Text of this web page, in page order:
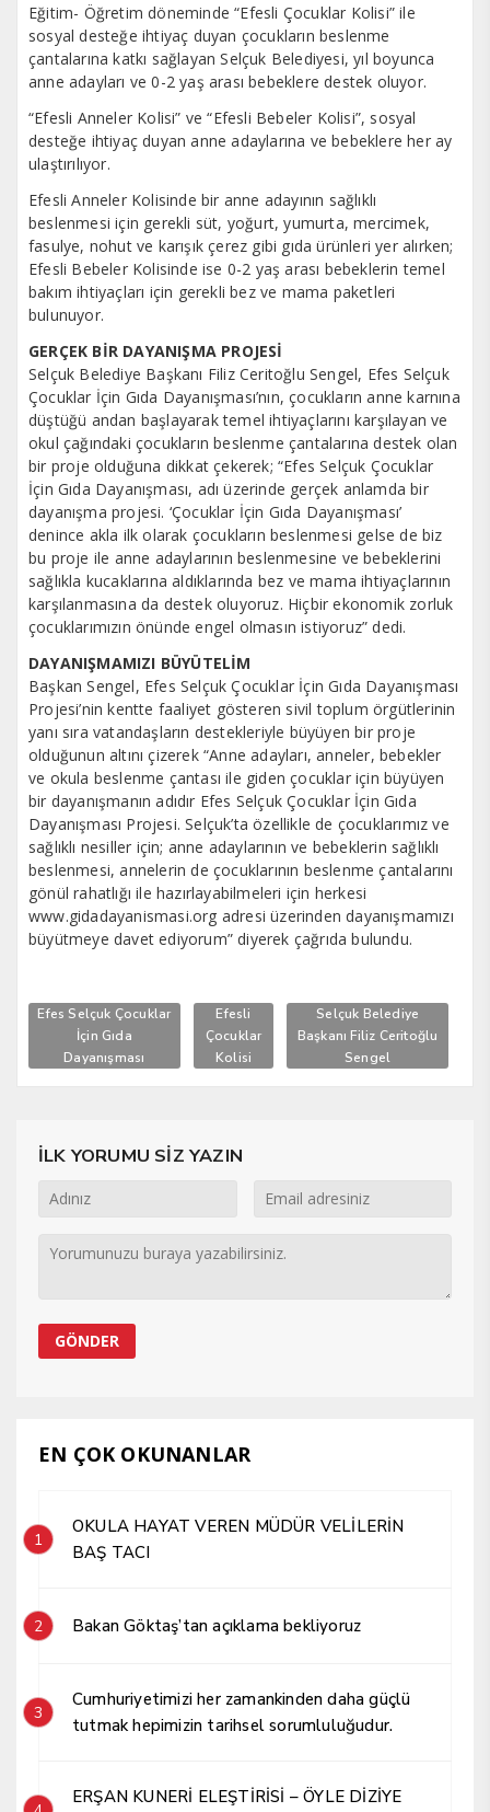
Eğitim- Öğretim döneminde “Efesli Çocuklar Kolisi” ile
sosyal desteğe ihtiyaç duyan çocukların beslenme
çantalarına katkı sağlayan Selçuk Belediyesi, yıl boyunca
anne adayları ve 0-2 yaş arası bebeklere destek oluyor.
“Efesli Anneler Kolisi” ve “Efesli Bebeler Kolisi”, sosyal
desteğe ihtiyaç duyan anne adaylarına ve bebeklere her ay
ulaştırılıyor.
Efesli Anneler Kolisinde bir anne adayının sağlıklı
beslenmesi için gerekli süt, yoğurt, yumurta, mercimek,
fasulye, nohut ve karışık çerez gibi gıda ürünleri yer alırken;
Efesli Bebeler Kolisinde ise 0-2 yaş arası bebeklerin temel
bakım ihtiyaçları için gerekli bez ve mama paketleri
bulunuyor.
GERÇEK BİR DAYANIŞMA PROJESİ
Selçuk Belediye Başkanı Filiz Ceritoğlu Sengel, Efes Selçuk
Çocuklar İçin Gıda Dayanışması’nın, çocukların anne karnına
düştüğü andan başlayarak temel ihtiyaçlarını karşılayan ve
okul çağındaki çocukların beslenme çantalarına destek olan
bir proje olduğuna dikkat çekerek; “Efes Selçuk Çocuklar
İçin Gıda Dayanışması, adı üzerinde gerçek anlamda bir
dayanışma projesi. ‘Çocuklar İçin Gıda Dayanışması’
denince akla ilk olarak çocukların beslenmesi gelse de biz
bu proje ile anne adaylarının beslenmesine ve bebeklerini
sağlıkla kucaklarına aldıklarında bez ve mama ihtiyaçlarının
karşılanmasına da destek oluyoruz. Hiçbir ekonomik zorluk
çocuklarımızın önünde engel olmasın istiyoruz” dedi.
DAYANIŞMAMIZI BÜYÜTELİM
Başkan Sengel, Efes Selçuk Çocuklar İçin Gıda Dayanışması
Projesi’nin kentte faaliyet gösteren sivil toplum örgütlerinin
yanı sıra vatandaşların destekleriyle büyüyen bir proje
olduğunun altını çizerek “Anne adayları, anneler, bebekler
ve okula beslenme çantası ile giden çocuklar için büyüyen
bir dayanışmanın adıdır Efes Selçuk Çocuklar İçin Gıda
Dayanışması Projesi. Selçuk’ta özellikle de çocuklarımız ve
sağlıklı nesiller için; anne adaylarının ve bebeklerin sağlıklı
beslenmesi, annelerin de çocuklarının beslenme çantalarını
gönül rahatlığı ile hazırlayabilmeleri için herkesi
www.gidadayanismasi.org adresi üzerinden dayanışmamızı
büyütmeye davet ediyorum” diyerek çağrıda bulundu.
Efes Selçuk Çocuklar
İçin Gıda
Dayanışması
Efesli
Çocuklar
Kolisi
Selçuk Belediye
Başkanı Filiz Ceritoğlu
Sengel
İLK YORUMU SİZ YAZIN
EN ÇOK OKUNANLAR
1
OKULA HAYAT VEREN MÜDÜR VELİLERİN
BAŞ TACI
2 Bakan Göktaş’tan açıklama bekliyoruz
3
Cumhuriyetimizi her zamankinden daha güçlü
tutmak hepimizin tarihsel sorumluluğudur.
ERŞAN KUNERİ ELEŞTİRİSİ – ÖYLE DİZİYE